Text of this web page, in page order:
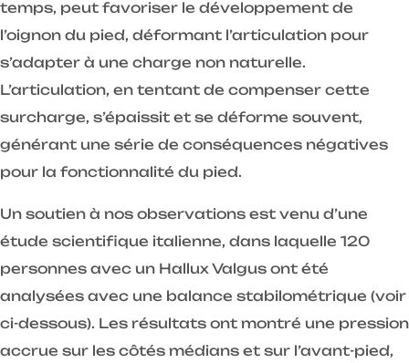
temps, peut favoriser le développement de
l’oignon du pied, déformant l’articulation pour
s’adapter à une charge non naturelle.
L’articulation, en tentant de compenser cette
surcharge, s’épaissit et se déforme souvent,
générant une série de conséquences négatives
pour la fonctionnalité du pied.
Un soutien à nos observations est venu d’une
étude scientifique italienne, dans laquelle 120
personnes avec un Hallux Valgus ont été
analysées avec une balance stabilométrique (voir
ci-dessous). Les résultats ont montré une pression
accrue sur les côtés médians et sur l’avant-pied,